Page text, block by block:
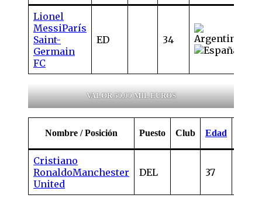
Lionel
MessiParís
Saint-
Germain
FC
ED 34
VALOR 50,00 MIL EUROS
Nombre / Posición Puesto Club Edad
Cristiano
RonaldoManchester
United
DEL 37